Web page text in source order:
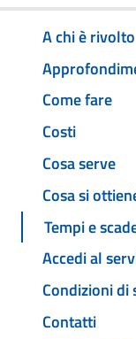
A chi è rivolto
Come fare
Costi
Cosa serve
Cosa si
Tempi e
Accedi al
Condizioni di
Contatti